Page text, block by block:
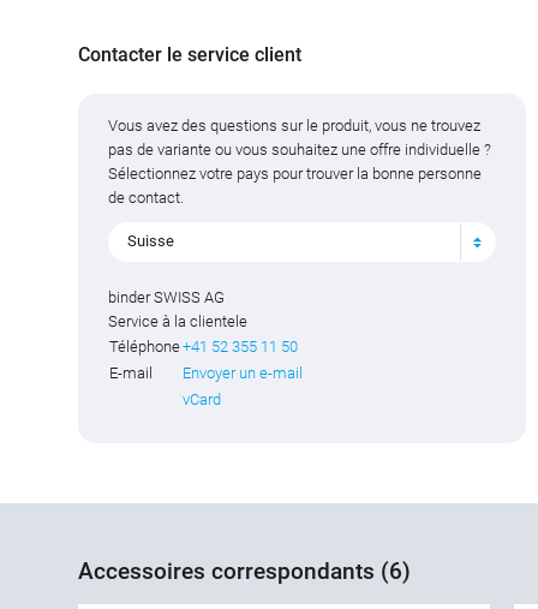
Contacter le service client
Vous avez des questions sur le produit, vous ne trouvez
pas de variante ou vous souhaitez une offre individuelle ?
Sélectionnez votre pays pour trouver la bonne personne
de contact.
Suisse
binder SWISS AG
Service à la clientele
Téléphone+41 52 355 11 50
E-mail
Envoyer un e-mail
vCard
Accessoires correspondants (6)